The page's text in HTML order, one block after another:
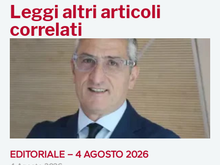
Leggi altri articoli
correlati
EDITORIALE – 4 AGOSTO 2026